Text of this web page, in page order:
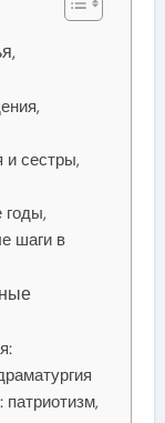
и сестры,
шаги в
патриотизм,